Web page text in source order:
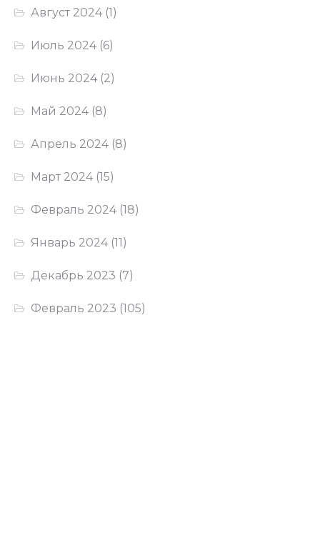
Август 2024(1)
Июль 2024(6)
Июнь 2024(2)
Май 2024(8)
Апрель 2024(8)
Март 2024(15)
Февраль 2024(18)
Январь 2024(11)
Декабрь 2023 (7)
Февраль 2023 (105)